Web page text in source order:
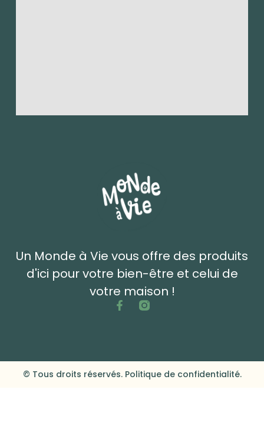
Un Monde à Vie vous offre des produits
d'ici pour votre bien-être et celui de
votre maison !
© Tous droits réservés. Politique de confidentialité.